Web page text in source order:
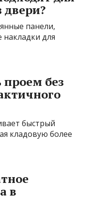
двери?
панели,
накладки для
без
быстрый
кладовую более
в